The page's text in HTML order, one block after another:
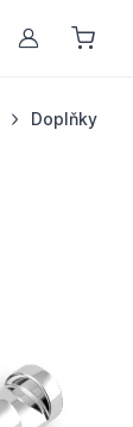
Můj účet
Doplňky